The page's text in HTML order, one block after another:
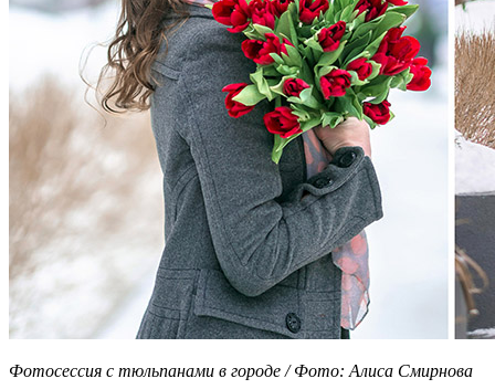
Фотосессия с тюльпанами в городе / Фото: Алиса Смирнова